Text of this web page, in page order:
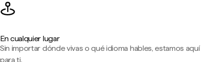
En cualquier lugar
Sin importar dónde vivas o qué idioma hables, estamos aquí
para ti.